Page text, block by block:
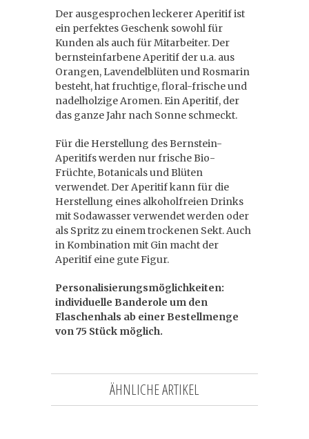
Der ausgesprochen leckerer Aperitif ist
ein perfektes Geschenk sowohl für
Kunden als auch für Mitarbeiter. Der
bernsteinfarbene Aperitif der u.a. aus
Orangen, Lavendelblüten und Rosmarin
besteht, hat fruchtige, floral-frische und
nadelholzige Aromen. Ein Aperitif, der
das ganze Jahr nach Sonne schmeckt.
Für die Herstellung des Bernstein-
Aperitifs werden nur frische Bio-
Früchte, Botanicals und Blüten
verwendet. Der Aperitif kann für die
Herstellung eines alkoholfreien Drinks
mit Sodawasser verwendet werden oder
als Spritz zu einem trockenen Sekt. Auch
in Kombination mit Gin macht der
Aperitif eine gute Figur.
Personalisierungsmöglichkeiten:
individuelle Banderole um den
Flaschenhals ab einer Bestellmenge
von 75 Stück möglich.
ÄHNLICHE ARTIKEL